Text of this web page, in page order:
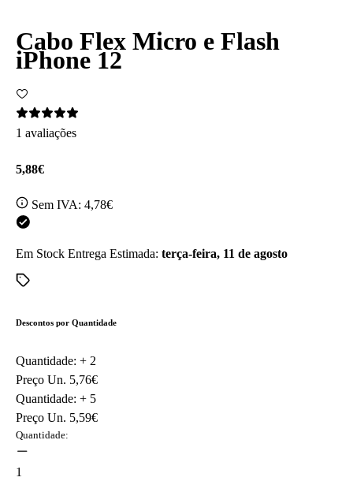
Cabo Flex Micro e Flash
iPhone 12
1 avaliações
5,88€
Sem IVA: 4,78€
Em Stock Entrega Estimada: terça-feira, 11 de agosto
Descontos por Quantidade
Quantidade: + 2
Preço Un. 5,76€
Quantidade: + 5
Preço Un. 5,59€
Quantidade:
1